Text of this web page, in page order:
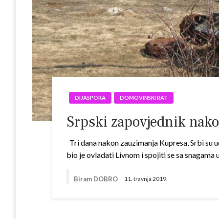
DIJASPORA DOMOVINSKI RAT
Srpski zapovjednik
Tri dana nakon zauzimanja Kupresa, Srbi su
bio je ovladati Livnom i spojiti se sa
Biram DOBRO 11. travnja 2019.